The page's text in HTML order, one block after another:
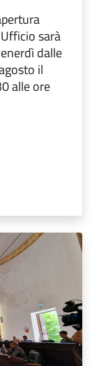
sarà
dalle
il
alle ore